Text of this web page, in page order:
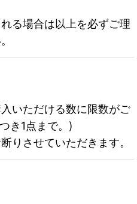
る場合は以上を必ずご理
いただける数に限数がご
き1点まで。)
りさせていただきます。